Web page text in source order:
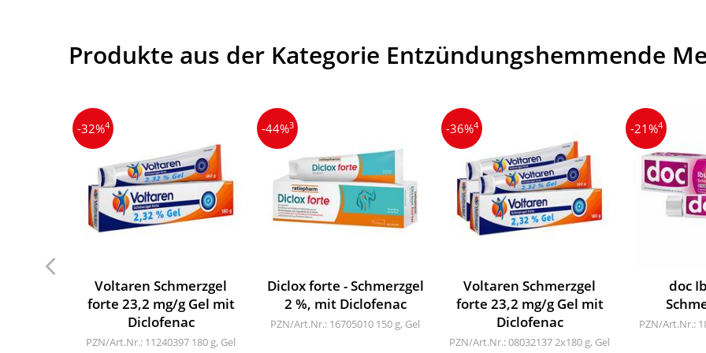
Produkte aus der Kategorie Entzündungshemmende
-32%4
Voltaren Schmerzgel
forte 23,2 mg/g Gel mit
Diclofenac
PZN/Art.Nr.: 11240397 180 g, Gel
-44%3
Diclox forte - Schmerzgel
2 %, mit Diclofenac
PZN/Art.Nr.: 16705010 150 g, Gel
-36%4
Voltaren Schmerzgel
forte 23,2 mg/g Gel mit
Diclofenac
PZN/Art.Nr.: 080321372x180 g, Gel
-21%4
doc
PZN/Art.Nr.: